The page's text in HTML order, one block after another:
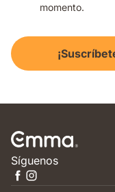
momento.
Síguenos